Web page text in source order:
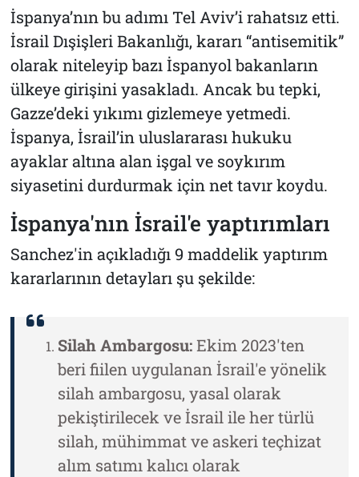
İspanya’nın bu adımı Tel Aviv’i rahatsız etti.
İsrail Dışişleri Bakanlığı, kararı “antisemitik”
olarak niteleyip bazı İspanyol bakanların
ülkeye girişini yasakladı. Ancak bu tepki,
Gazze’deki yıkımı gizlemeye yetmedi.
İspanya, İsrail’in uluslararası hukuku
ayaklar altına alan işgal ve soykırım
siyasetini durdurmak için net tavır koydu.
İspanya'nın İsrail'e yaptırımları
Sanchez'in açıkladığı 9 maddelik yaptırım
kararlarının detayları şu şekilde:
Silah Ambargosu:Ekim 2023'ten
beri fiilen uygulanan İsrail'e yönelik
silah ambargosu, yasal olarak
pekiştirilecek ve İsrail ile her türlü
silah, mühimmat ve askeri teçhizat
alım satımı kalıcı olarak